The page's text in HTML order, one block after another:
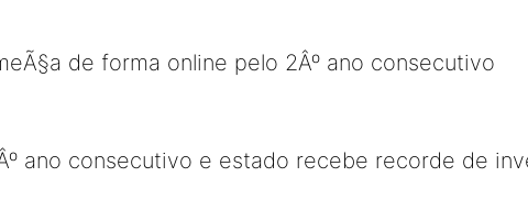
de forma online pelo 2Âº ano consecutivo
ano consecutivo e estado recebe recorde de